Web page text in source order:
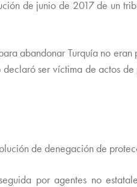
de junio de 2017 de un
abandonar Turquía no
ser víctima de actos
de denegación de
por agentes no